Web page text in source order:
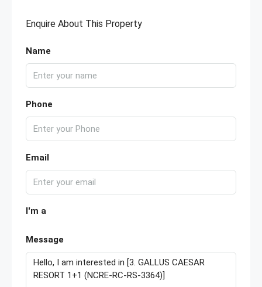
Enquire About This Property
Name
Phone
Email
I'm a
Message